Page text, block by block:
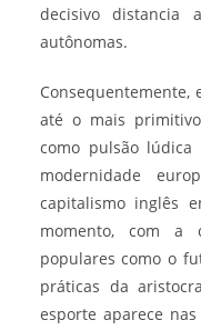
decisivo distancia
autônomas.
Consequentemente,
até o mais
como pulsão
modernidade
capitalismo inglês
momento, com a
populares como o
práticas da
esporte aparece nas